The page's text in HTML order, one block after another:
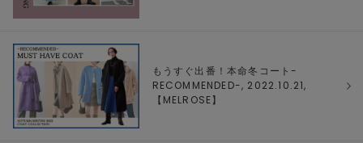
もうすぐ出番！本命冬コート-
RECOMMENDED-, 2022.10.21,
【 MELROSE】